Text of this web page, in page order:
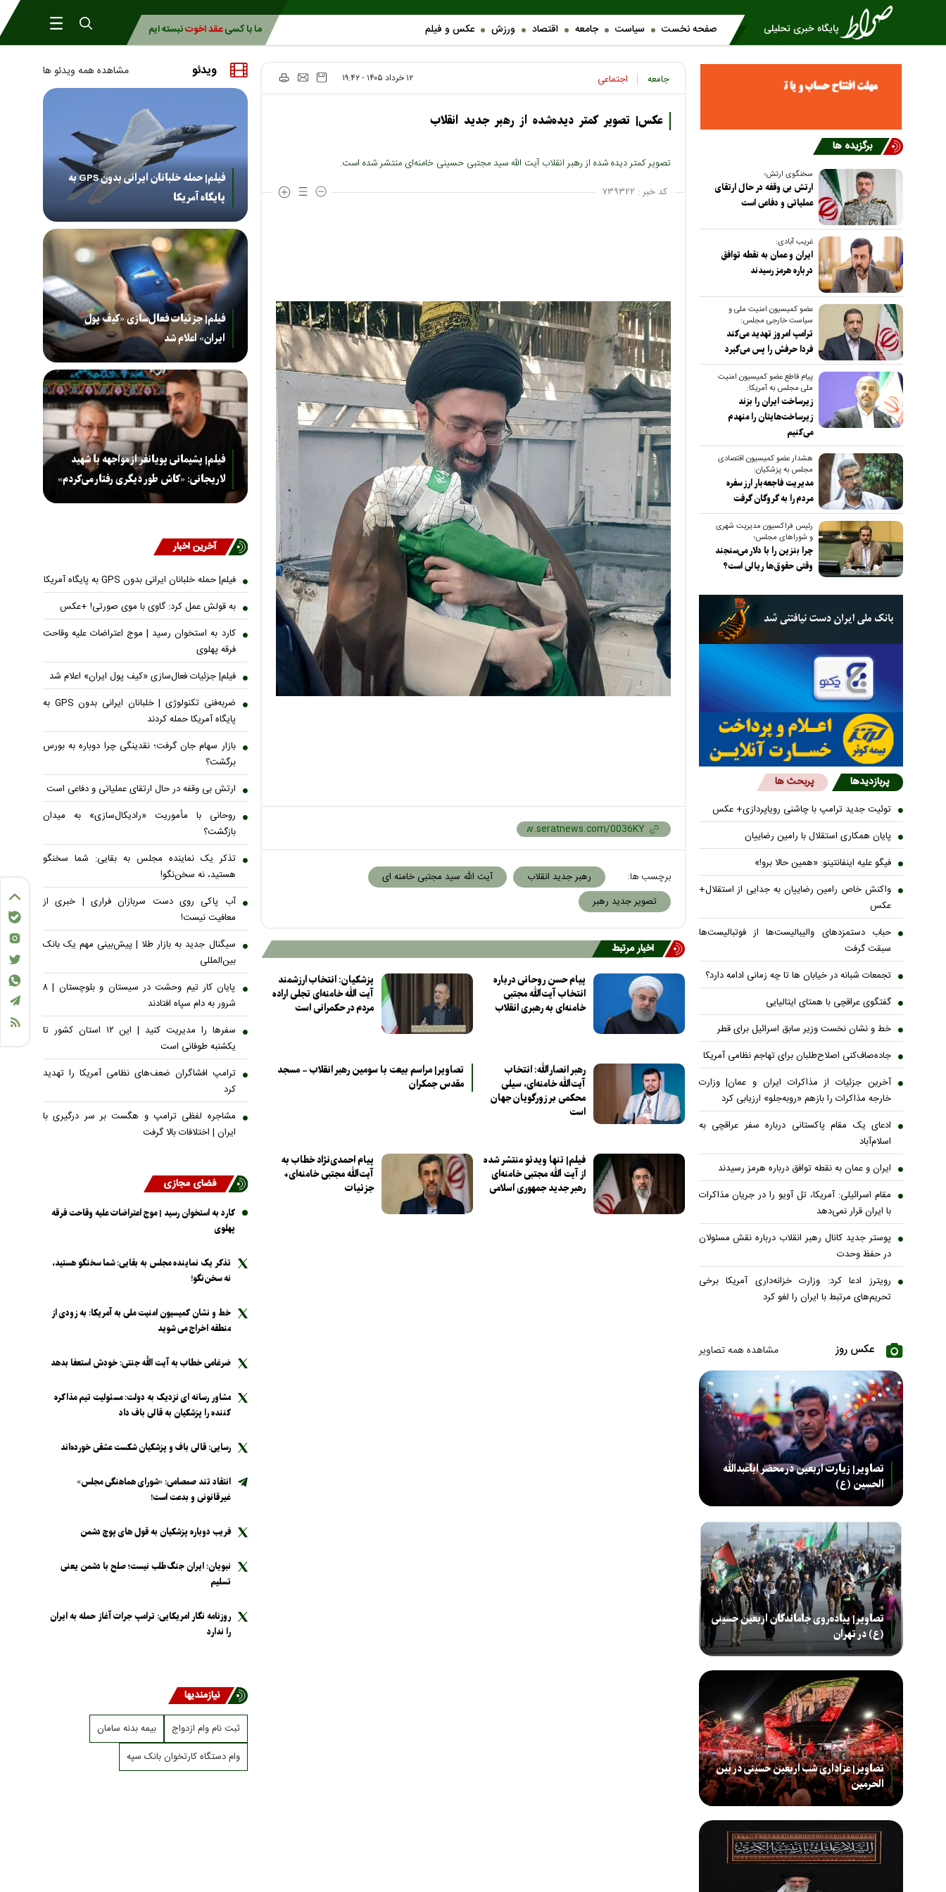
صفحه نخست سیاست جامعه اقتصاد ورزش عکس و فیلم ما با کسیعقد اخوتنبسته ایم
جامعه اجتماعی ۱۲ خرداد ۱۴۰۵ - ۱۹:۴۲
عکس| تصویر کمتر دیده‌شده از رهبر جدید انقلاب
تصویر کمتر دیده شده از رهبر انقلاب آیت الله سید مجتبی حسینی خامنه‌ای منتشر شده است.
کد خبر : ۷۳۹۳۲۲
برچسب ها: رهبر جدید انقلاب
آیت الله سید مجتبی خامنه ای
تصویر جدید رهبر
اخبار مرتبط
پیام حسن روحانی درباره
انتخاب آیت‌الله مجتبی
خامنه‌ای به رهبری انقلاب
پزشکیان: انتخاب ارزشمند
آیت الله خامنه‌ای تجلی اراده
مردم در حکمرانی است
رهبر انصارالله: انتخاب
آیت‌الله خامنه‌ای، سیلی
محکمی بر زورگویان جهان
است
تصاویر| مراسم بیعت با سومین رهبر انقلاب - مسجد
مقدس جمکران
فیلم| تنها ویدئو منتشر شده
از آیت الله مجتبی خامنه‌ای
رهبر جدید جمهوری اسلامی
پیام احمدی‌نژاد خطاب به
آیت‌الله مجتبی خامنه‌ای+
جزئیات
برگزیده ها
سخنگوی ارتش؛
ارتش بی وقفه در حال ارتقای
عملیاتی و دفاعی است
غریب آبادی:
ایران و عمان به نقطه توافق
درباره هرمز رسیدند
عضو کمیسیون امنیت ملی و
سیاست خارجی مجلس:
ترامپ امروز تهدید می‌کند
فردا حرفش را پس می‌گیرد
پیام قاطع عضو کمیسیون امنیت
ملی مجلس به آمریکا:
زیرساخت ایران را بزند
زیرساخت‌هایتان را منهدم
می‌کنیم
هشدار عضو کمیسیون اقتصادی
مجلس به پزشکیان:
مدیریت فاجعه‌بار ارز سفره
مردم را به گروگان گرفت
رئیس فراکسیون مدیریت شهری
و شوراهای مجلس؛
چرا بنزین را با دلار می‌سنجند
وقتی حقوق‌ها ریالی است؟
پربازدیدها پربحث ها
توئیت جدید ترامپ با چاشنی رویاپردازی+ عکس
پایان همکاری استقلال با رامین رضاییان
فیگو علیه اینفانتینو: «همین حالا برو!»
واکنش خاص رامین رضاییان به جدایی از استقلال+
عکس
حباب دستمزدهای والیبالیست‌ها از فوتبالیست‌ها
سبقت گرفت
تجمعات شبانه در خیابان ها تا چه زمانی ادامه دارد؟
گفتگوی عراقچی با همتای ایتالیایی
خط و نشان نخست وزیر سابق اسرائیل برای قطر
جاده‌صاف‌کنی اصلاح‌طلبان برای تهاجم نظامی آمریکا
آخرین جزئیات از مذاکرات ایران و عمان| وزارت
خارجه مذاکرات را بازهم «روبه‌جلو» ارزیابی کرد
ادعای یک مقام پاکستانی درباره سفر عراقچی به
اسلام‌آباد
ایران و عمان به نقطه توافق درباره هرمز رسیدند
مقام اسرائیلی: آمریکا، تل آویو را در جریان مذاکرات
با ایران قرار نمی‌دهد
پوستر جدید کانال رهبر انقلاب درباره نقش مسئولان
در حفظ وحدت
رویترز ادعا کرد: وزارت خزانه‌داری آمریکا برخی
تحریم‌های مرتبط با ایران را لغو کرد
عکس روز مشاهده همه تصاویر
تصاویر| زیارت اربعین در محضر اباعبدالله
الحسین (ع)
تصاویر| پیاده‌روی جاماندگان اربعین حسینی
(ع) در تهران
تصاویر| عزاداری شب اربعین حسینی در بین
الحرمین
ویدئو مشاهده همه ویدئو ها
فیلم| حمله خلبانان ایرانی بدون GPS به
پایگاه آمریکا
فیلم| جزئیات فعال‌سازی «کیف پول
ایران» اعلام شد
فیلم| پشیمانی پویانفر از مواجهه با شهید
لاریجانی: «کاش طور دیگری رفتار می‌کردم»
آخرین اخبار
فیلم| حمله خلبانان ایرانی بدون GPS به پایگاه آمریکا
به قولش عمل کرد: گاوی با موی صورتی! +عکس
کارد به استخوان رسید | موج اعتراضات علیه وقاحت
فرقه پهلوی
فیلم| جزئیات فعال‌سازی «کیف پول ایران» اعلام شد
ضربه‌فنی تکنولوژی | خلبانان ایرانی بدون GPS به
پایگاه آمریکا حمله کردند
بازار سهام جان گرفت؛ نقدینگی چرا دوباره به بورس
برگشت؟
ارتش بی وقفه در حال ارتقای عملیاتی و دفاعی است
روحانی با مأموریت «رادیکال‌سازی» به میدان
بازگشت؟
تذکر یک نماینده مجلس به بقایی: شما سخنگو
هستید، نه سخن‌نگو!
آب پاکی روی دست سربازان فراری | خبری از
معافیت نیست!
سیگنال جدید به بازار طلا | پیش‌بینی مهم یک بانک
بین‌المللی
پایان کار تیم وحشت در سیستان و بلوچستان | ۸
شرور به دام سپاه افتادند
سفر‌ها را مدیریت کنید | این ۱۲ استان کشور تا
یکشنبه طوفانی است
ترامپ افشاگران ضعف‌های نظامی آمریکا را تهدید
کرد
مشاجره لفظی ترامپ و هگست بر سر درگیری با
ایران | اختلافات بالا گرفت
فضای مجازی
کارد به استخوان رسید | موج اعتراضات علیه وقاحت فرقه
پهلوی
تذکر یک نماینده مجلس به بقایی: شما سخنگو هستید،
نه سخن‌نگو!
خط و نشان کمیسیون امنیت ملی به آمریکا: به زودی از
منطقه اخراج می شوید
ضرغامی خطاب به آیت الله جنتی: خودش استعفا بدهد
مشاور رسانه ای نزدیک به دولت: مسئولیت تیم مذاکره
کننده را پزشکیان به قالی باف داد
رسایی: قالی باف و پزشکیان شکست عشقی خورده‌اند
انتقاد تند صمصامی: «شورای هماهنگی مجلس»
غیرقانونی و بدعت است!
فریب دوباره پزشکیان به قول های پوچ دشمن
نبویان: ایران جنگ‌طلب نیست؛ صلح با دشمن یعنی
تسلیم
روزنامه نگار امریکایی: ترامپ جرات آغاز حمله به ایران
را ندارد
نیازمندیها
ثبت نام وام ازدواج
بیمه بدنه سامان
وام دستگاه کارتخوان بانک سپه